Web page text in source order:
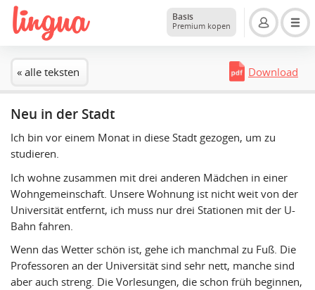
Basis
Premium kopen
« alle teksten Download
Neu in der Stadt
Ich bin vor einem Monat in diese Stadt gezogen, um zu
studieren.
Ich wohne zusammen mit drei anderen Mädchen in einer
Wohngemeinschaft. Unsere Wohnung ist nicht weit von der
Universität entfernt, ich muss nur drei Stationen mit der U-
Bahn fahren.
Wenn das Wetter schön ist, gehe ich manchmal zu Fuß. Die
Professoren an der Universität sind sehr nett, manche sind
aber auch streng. Die Vorlesungen, die schon früh beginnen,